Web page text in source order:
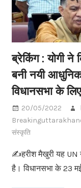
ब्रेकिंग : योगी ने
बनी नयी
विधानसभा के
20/05/2022
संस्कृति
✍️हरीश मैखुरी यह UN
है। विधानसभा के 23